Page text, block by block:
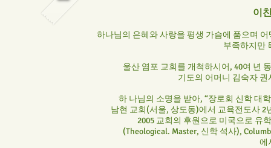
이
하나님의 은혜와 사랑을 평생 가슴에 품으며
부족하지만
울산 염포 교회를 개척하시어, 40여 년
기도의 어머니 김숙자
하 나님의 소명을 받아, “장로회 신학 대
남현 교회(서울, 상도동)에서 교육전도사
2005 교회의 후원으로 미국으로 유
(Theological. Master, 신학 석사),
에